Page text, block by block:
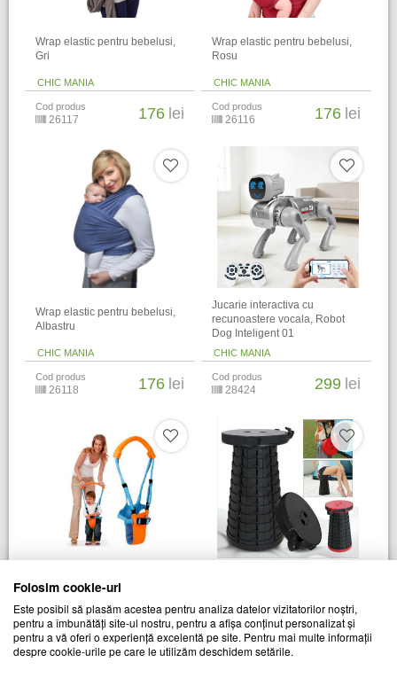
Wrap elastic pentru bebelusi,
Gri
CHIC MANIA
Cod produs
26117 176 lei
Wrap elastic pentru bebelusi,
Rosu
CHIC MANIA
Cod produs
26116 176 lei
Wrap elastic pentru bebelusi,
Albastru
CHIC MANIA
Cod produs
26118 176 lei
Jucarie interactiva cu
recunoastere vocala, Robot
Dog Inteligent 01
CHIC MANIA
Cod produs
28424 299 lei
Ham pentru bebelusi Moby
CHIC MANIA
Cod produs 46 lei
CHIC MANIA
Cod produs
Folosim cookie-uri
Este posibil să plasăm acestea pentru analiza datelor vizitatorilor noștri,
pentru a îmbunătăți site-ul nostru, pentru a afișa conținut personalizat și
pentru a vă oferi o experiență excelentă pe site. Pentru mai multe informații
despre cookie-urile pe care le utilizăm deschidem setările.